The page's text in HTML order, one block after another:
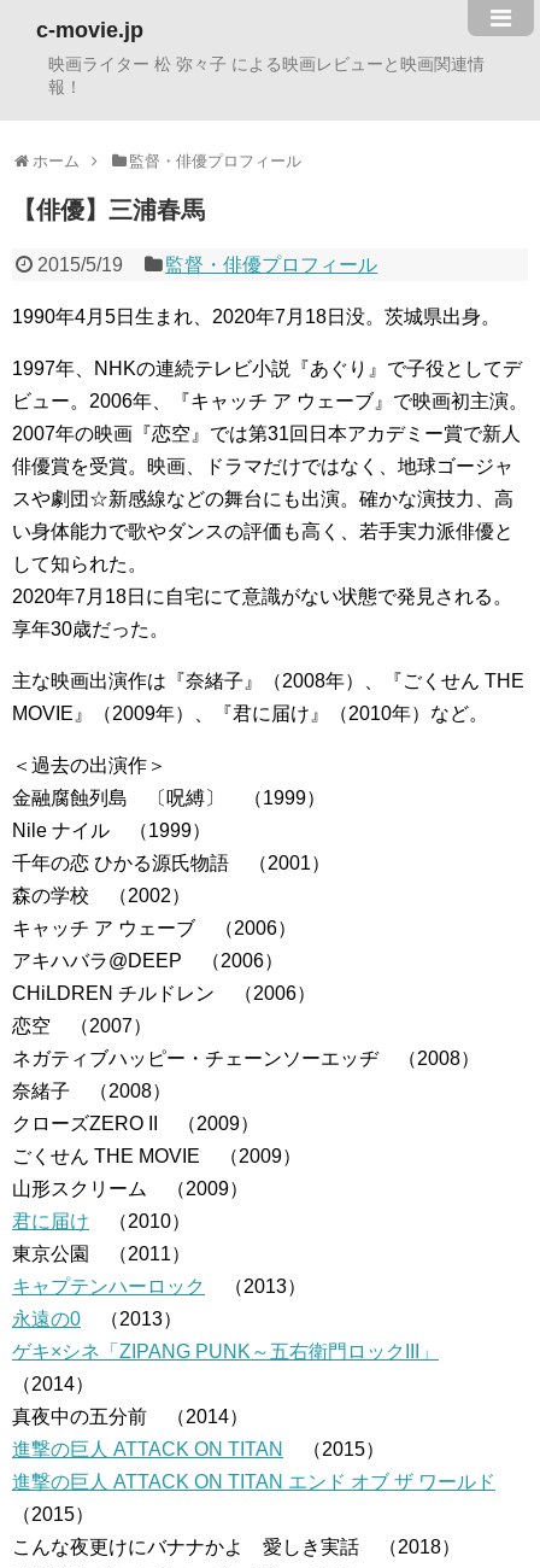
c-movie.jp
映画ライター 松 弥々子 による映画レビューと映画関連情
報！
ホーム 監督・俳優プロフィール
【俳優】三浦春馬
2015/5/19 監督・俳優プロフィール
1990年4月5日生まれ、2020年7月18日没。茨城県出身。
1997年、NHKの連続テレビ小説『あぐり』で子役としてデ
ビュー。2006年、『キャッチ ア ウェーブ』で映画初主演。
2007年の映画『恋空』では第31回日本アカデミー賞で新人
俳優賞を受賞。映画、ドラマだけではなく、地球ゴージャ
スや劇団☆新感線などの舞台にも出演。確かな演技力、高
い身体能力で歌やダンスの評価も高く、若手実力派俳優と
して知られた。
2020年7月18日に自宅にて意識がない状態で発見される。
享年30歳だった。
主な映画出演作は『奈緒子』（2008年）、『ごくせん THE
MOVIE』（2009年）、『君に届け』（2010年）など。
＜過去の出演作＞
金融腐蝕列島 〔呪縛〕 （1999）
Nile ナイル （1999）
千年の恋 ひかる源氏物語 （2001）
森の学校 （2002）
キャッチ ア ウェーブ （2006）
アキハバラ@DEEP （2006）
CHiLDREN チルドレン （2006）
恋空 （2007）
ネガティブハッピー・チェーンソーエッヂ （2008）
奈緒子 （2008）
クローズZERO II （2009）
ごくせん THE MOVIE （2009）
山形スクリーム （2009）
君に届け （2010）
東京公園 （2011）
キャプテンハーロック
（2013）
永遠の0 （2013）
ゲキ×シネ「ZIPANG PUNK～五右衛門ロックIII」
（2014）
真夜中の五分前 （2014）
進撃の巨人 ATTACK ON TITAN
（2015）
進撃の巨人 ATTACK ON TITAN エンド オブ ザ ワールド
（2015）
こんな夜更けにバナナかよ 愛しき実話 （2018）